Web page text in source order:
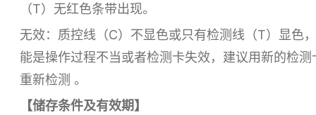
（T）无红色条带出现。
无效：质控线（C）不显色或只有检测线（T）显色
能是操作过程不当或者检测卡失效，建议用新的检测
重新检测 。
【储存条件及有效期】